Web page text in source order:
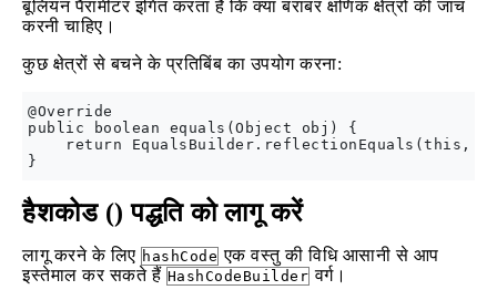
बूलियन पैरामीटर इंगित करता है कि क्या बराबर क्षणिक क्षेत्रों की जांच
करनी चाहिए।
कुछ क्षेत्रों से बचने के प्रतिबिंब का उपयोग करना:
@Override
public boolean equals(Object obj) {
return EqualsBuilder.reflectionEquals(this,
हैशकोड () पद्धति को लागू करें
लागू करने के लिए hashCode एक वस्तु की विधि आसानी से आप
इस्तेमाल कर सकते हैं HashCodeBuilder वर्ग।